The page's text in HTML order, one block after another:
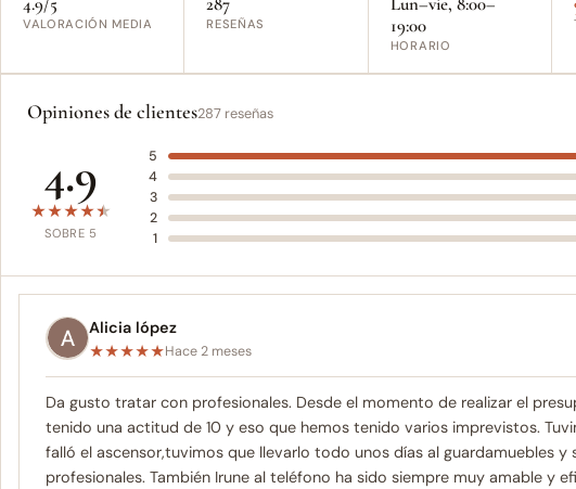
VALORACIÓN MEDIA RESEÑAS
19:00
HORARIO
Opiniones de clientes287 reseñas
4.9
★★★★★
SOBRE 5
5
4
3
2
1
Alicia lópez
★★★★★Hace 2 meses
Da gusto tratar con profesionales. Desde el momento de realizar el
tenido una actitud de 10 y eso que hemos tenido varios imprevistos.
falló el ascensor,tuvimos que llevarlo todo unos días al guardamuebles
profesionales. También Irune al teléfono ha sido siempre muy amable y